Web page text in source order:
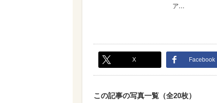
X Facebook
この記事の写真一覧（全20枚）